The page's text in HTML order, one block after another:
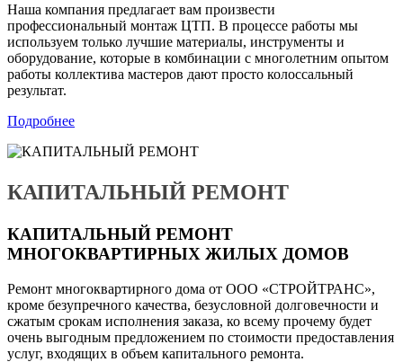
Наша компания предлагает вам произвести
профессиональный монтаж ЦТП. В процессе работы мы
используем только лучшие материалы, инструменты и
оборудование, которые в комбинации с многолетним опытом
работы коллектива мастеров дают просто колоссальный
результат.
Подробнее
КАПИТАЛЬНЫЙ РЕМОНТ
КАПИТАЛЬНЫЙ РЕМОНТ
МНОГОКВАРТИРНЫХ ЖИЛЫХ ДОМОВ
Ремонт многоквартирного дома от ООО «СТРОЙТРАНС»,
кроме безупречного качества, безусловной долговечности и
сжатым срокам исполнения заказа, ко всему прочему будет
очень выгодным предложением по стоимости предоставления
услуг, входящих в объем капитального ремонта.